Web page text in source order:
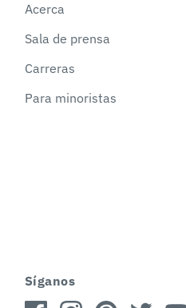
Acerca
Sala de prensa
Carreras
Para minoristas
Síganos